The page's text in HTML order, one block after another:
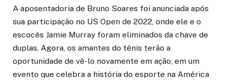
A aposentadoria de Bruno Soares foi anunciada após
sua participação no US Open de 2022, onde ele e o
escocês Jamie Murray foram eliminados da chave de
duplas. Agora, os amantes do tênis terão a
oportunidade de vê-lo novamente em ação, em um
evento que celebra a história do esporte na América